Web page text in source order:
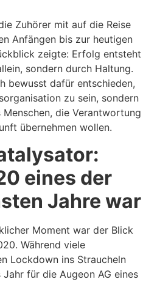
Zuhörer mit auf die Reise
Anfängen bis zur heutigen
zeigte: Erfolg entsteht
sondern durch Haltung.
bewusst dafür entschieden,
zu sein, sondern
die Verantwortung
übernehmen wollen.
eines der
Jahre war
Moment war der Blick
Während viele
Lockdown ins Straucheln
für die Augeon AG eines